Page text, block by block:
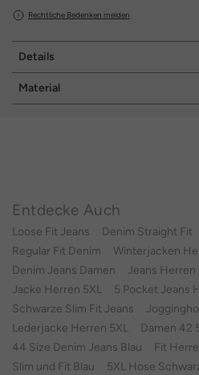
Rechtliche Bedenken melden
Details
Material
Entdecke Auch
Loose Fit Jeans Denim Straight Fit
Regular Fit Denim
Winterjacken
Denim Jeans Damen
Jeans
Jacke Herren 5XL
5 Pocket Jeans
Schwarze Slim Fit Jeans
Lederjacke Herren 5XL
Damen 42
44 Size Denim Jeans Blau
Fit
Slim und Fit Blau
5XL Hose